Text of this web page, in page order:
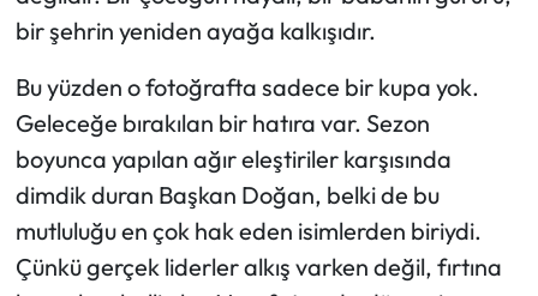
bir şehrin yeniden ayağa kalkışıdır.
Bu yüzden o fotoğrafta sadece bir kupa yok.
Geleceğe bırakılan bir hatıra var. Sezon
boyunca yapılan ağır eleştiriler karşısında
dimdik duran Başkan Doğan, belki de bu
mutluluğu en çok hak eden isimlerden biriydi.
Çünkü gerçek liderler alkış varken değil, fırtına